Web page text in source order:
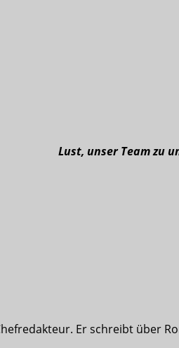
Lust, unser Team zu
Er schreibt über